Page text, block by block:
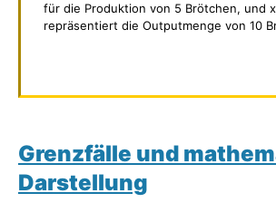
für die Produktion von 5 Brötchen, und x
repräsentiert die Outputmenge von 10
Grenzfälle und
Darstellung